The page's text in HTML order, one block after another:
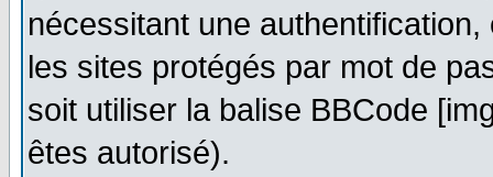
nécessitant une
les sites protégés par mot de
soit utiliser la balise BBCode
êtes autorisé).